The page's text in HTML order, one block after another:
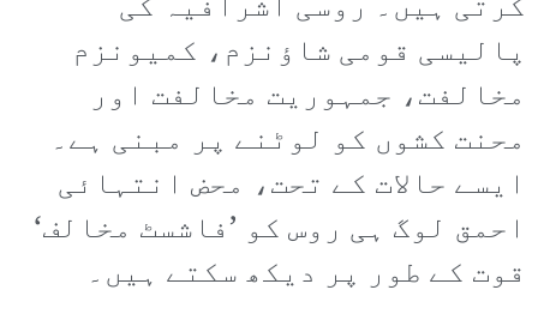
پالیسی قومی شاؤنزم، کمیونزم
مخالفت، جمہوریت مخالفت اور
محنت کشوں کو لوٹنے پر مبنی ہے۔
ایسے حالات کے تحت، محض انتہائی
احمق لوگ ہی روس کو ’فاشسٹ مخالف‘
قوت کے طور پر دیکھ سکتے ہیں۔